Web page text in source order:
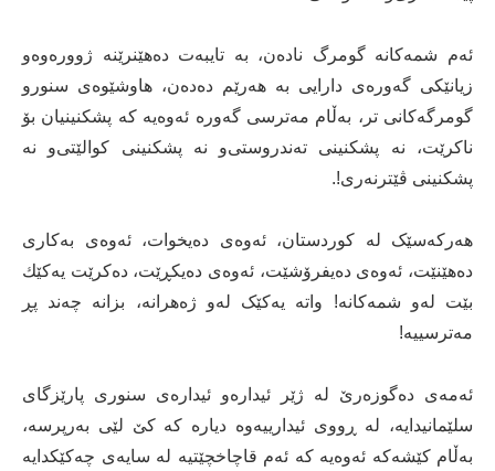
ئه‌م شمه‌كانه‌ گومرگ ناده‌ن، به‌ تایبه‌ت ده‌هێنرێنه‌ ژووره‌وه‌و
زیانێكی‌ گه‌وره‌ی‌ دارایی‌ به‌ هه‌رێم ده‌ده‌ن، هاوشێوه‌ی‌ سنورو
گومرگه‌كانی‌ تر، به‌ڵام مه‌ترسی‌ گه‌وره‌ ئه‌وه‌یه‌ كه‌ پشكنینیان بۆ
ناكرێت، نه‌ پشكنینی‌ ته‌ندروستی‌‌و نه‌ پشكنینی‌ كوالێتی‌‌و نه‌
پشكنینی‌ ڤێترنه‌ری‌!.
هەرکەسێک لە کوردستان، ئه‌وه‌ی‌ ده‌یخوات، ئه‌وه‌ی‌ به‌كاری‌
ده‌هێنێت، ئه‌وه‌ی‌ ده‌یفرۆشێت، ئه‌وه‌ی‌ ده‌یكڕێت، ده‌كرێت یه‌كێك
بێت له‌و شمه‌كانه‌! واتە یەکێک لەو ژەهرانە، بزانه‌ چه‌ند پڕ
مه‌ترسییه‌!
ئه‌مه‌ی‌ ده‌گوزه‌رێ له‌ ژێر ئیداره‌و ئیداره‌ی‌ سنوری‌ پارێزگای‌
سلێمانیدایه‌، له‌ ڕووی‌ ئیدارییه‌وه‌ دیاره‌ كه‌ كێ لێی‌ به‌رپرسه‌،
به‌ڵام كێشه‌كه‌ ئه‌وه‌یه‌ كه‌ ئه‌م قاچاخچێتیه‌ له‌ سایه‌ی‌ چه‌كێكدایه‌